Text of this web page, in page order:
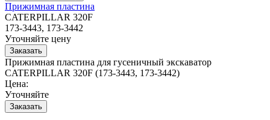
Прижимная пластина
CATERPILLAR 320F
173-3443, 173-3442
Уточняйте цену
Прижимная пластина для гусеничный экскаватор
CATERPILLAR 320F (173-3443, 173-3442)
Цена:
Уточняйте